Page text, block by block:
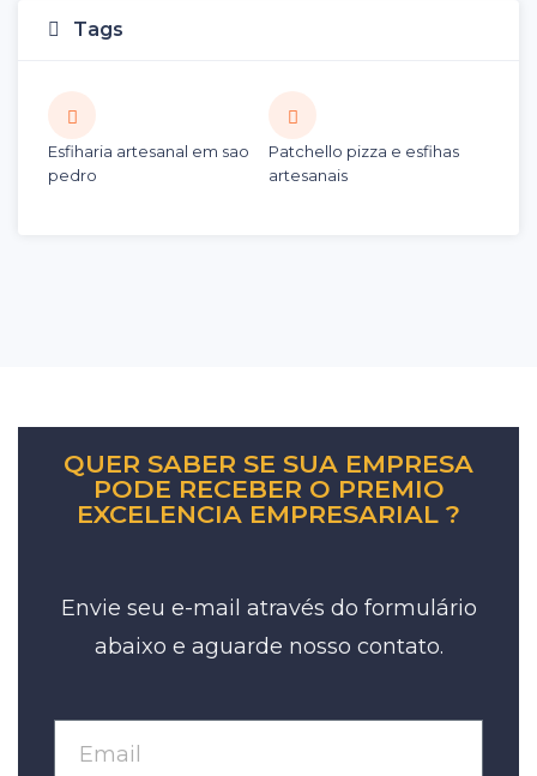
Tags
Esfiharia artesanal em sao
pedro
Patchello pizza e esfihas
artesanais
QUER SABER SE SUA EMPRESA
PODE RECEBER O PREMIO
EXCELENCIA EMPRESARIAL ?
Envie seu e-mail através do formulário
abaixo e aguarde nosso contato.